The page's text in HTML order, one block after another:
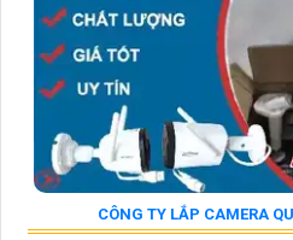
CÔNG TY LẮP CAMERA